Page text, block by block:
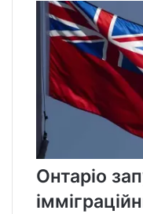
Онтаріо